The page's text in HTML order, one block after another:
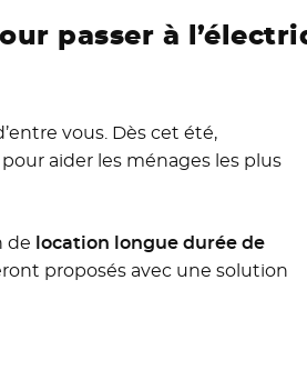
passer à
vous. Dès cet été,
aider les ménages les plus
de location longue durée de
proposés avec une solution